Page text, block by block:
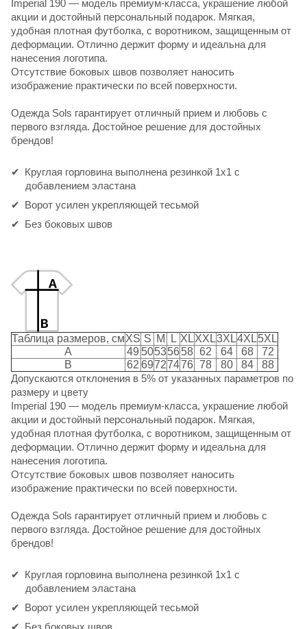
Imperial 190 — модель премиум-класса, украшение любой
акции и достойный персональный подарок. Мягкая,
удобная плотная футболка, с воротником, защищенным от
деформации. Отлично держит форму и идеальна для
нанесения логотипа.
Отсутствие боковых швов позволяет наносить
изображение практически по всей поверхности.
Одежда Sols гарантирует отличный прием и любовь с
первого взгляда. Достойное решение для достойных
брендов!
Круглая горловина выполнена резинкой 1x1 с
добавлением эластана
Ворот усилен укрепляющей тесьмой
Без боковых швов
Таблица размеров, смXS S M L XLXXL3XL4XL5XL
A
49 50535658 62 64 68
72
B
62 69727476 78 80 84
88
Допускаются отклонения в 5% от указанных параметров по
размеру и цвету
Imperial 190 — модель премиум-класса, украшение любой
акции и достойный персональный подарок. Мягкая,
удобная плотная футболка, с воротником, защищенным от
деформации. Отлично держит форму и идеальна для
нанесения логотипа.
Отсутствие боковых швов позволяет наносить
изображение практически по всей поверхности.
Одежда Sols гарантирует отличный прием и любовь с
первого взгляда. Достойное решение для достойных
брендов!
Круглая горловина выполнена резинкой 1x1 с
добавлением эластана
Ворот усилен укрепляющей тесьмой
Без боковых швов